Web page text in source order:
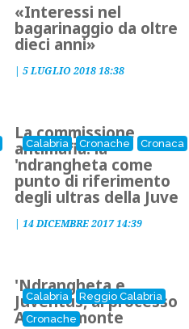
«Interessi nel
bagarinaggio da oltre
dieci anni»
|5 LUGLIO 2018 18:38
Calabria Cronache Cronaca
La commissione
antimafia: la
'ndrangheta come
punto di riferimento
degli ultras della Juve
|14 DICEMBRE 2017 14:39
Calabria
Reggio Calabria
Cronache
'Ndrangheta e
Juventus, al processo
Alto Piemonte